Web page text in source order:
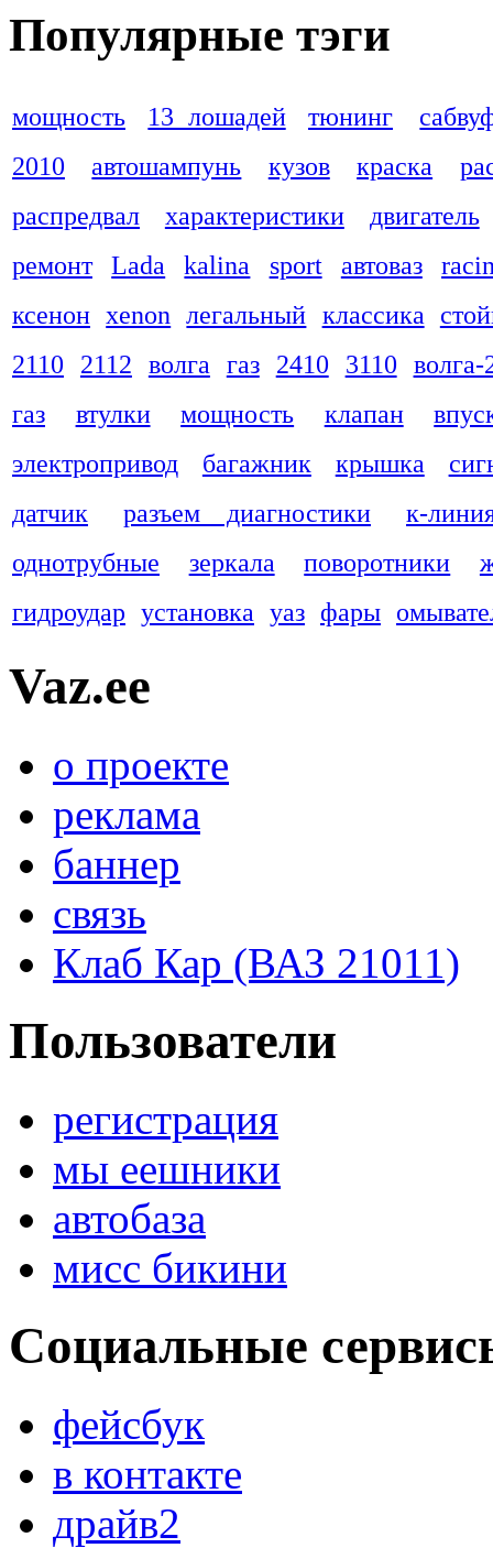
Популярные тэги
мощность 13 лошадей тюнинг
2010
автошампунь кузов краска
распредвал
характеристики
двигатель
ремонт
Lada kalina sport автоваз
ксенон xenon легальный классика
2110
2112 волга газ 2410 3110 волга-
газ
втулки мощность клапан
электропривод
багажник крышка
датчик
разъем диагностики
к-
однотрубные
зеркала поворотники
гидроудар установка уаз фары
Vaz.ee
о проекте
реклама
баннер
связь
Клаб Кар (ВАЗ 21011)
Пользователи
регистрация
мы еешники
автобаза
мисс бикини
Социальные
фейсбук
в контакте
драйв2